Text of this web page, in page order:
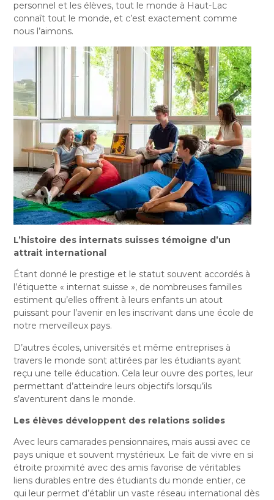
personnel et les élèves, tout le monde à Haut-Lac
connaît tout le monde, et c’est exactement comme
nous l’aimons.
L’histoire des internats suisses témoigne d’un
attrait international
Étant donné le prestige et le statut souvent accordés à
l’étiquette « internat suisse », de nombreuses familles
estiment qu’elles offrent à leurs enfants un atout
puissant pour l’avenir en les inscrivant dans une école de
notre merveilleux pays.
D’autres écoles, universités et même entreprises à
travers le monde sont attirées par les étudiants ayant
reçu une telle éducation. Cela leur ouvre des portes, leur
permettant d’atteindre leurs objectifs lorsqu’ils
s’aventurent dans le monde.
Les élèves développent des relations solides
Avec leurs camarades pensionnaires, mais aussi avec ce
pays unique et souvent mystérieux. Le fait de vivre en si
étroite proximité avec des amis favorise de véritables
liens durables entre des étudiants du monde entier, ce
qui leur permet d’établir un vaste réseau international dès